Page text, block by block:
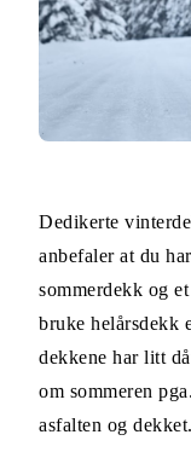
Dedikerte
anbefaler at du
sommerdekk og
bruke helårsdekk
dekkene har litt
om sommeren
asfalten og dekket.